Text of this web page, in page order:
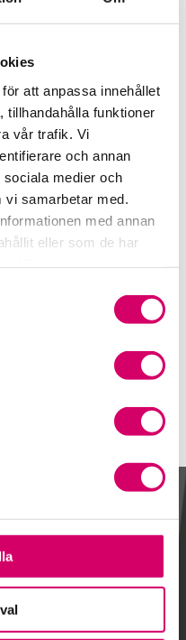
att anpassa innehållet
tillhandahålla funktioner
vår trafik. Vi
och annan
medier och
samarbetar med.
med annan
eller som de har
Srf Certifierad
Srf Certifierad